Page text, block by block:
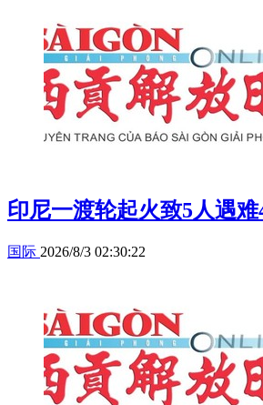
印尼一渡轮起火致5人遇
国际 2026/8/3 02:30:22